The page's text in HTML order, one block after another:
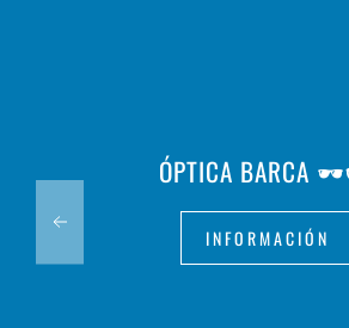
ÓPTICA BARCA
INFORMACIÓN